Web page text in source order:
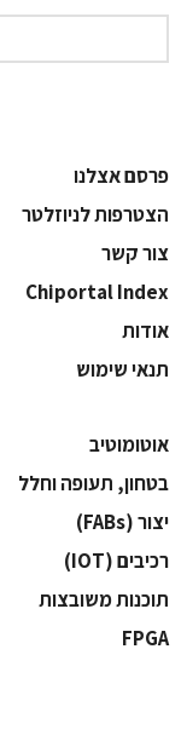
פרסם אצלנו
הצטרפות לניוזלטר
צור קשר
Chiportal Index
אודות
תנאי שימוש
אוטומוטיב
בטחון, תעופה וחלל
‫יצור (‪(FABs‬‬
‫רכיבים‬ (IOT)
‫תוכנות משובצות‬
‫‪FPGA‬‬